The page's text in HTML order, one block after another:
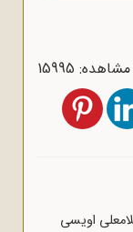
15995
اویسی